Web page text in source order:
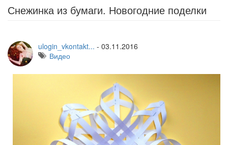
Снежинка из бумаги. Новогодние поделки
ulogin_vkontakt... - 03.11.2016
Видео